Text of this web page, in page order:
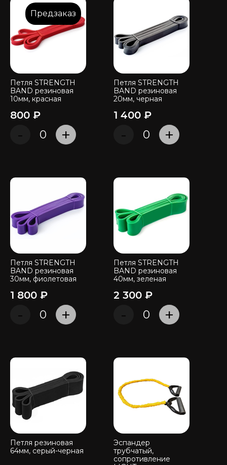
Предзаказ
Петля STRENGTH
BAND резиновая
10мм, красная
800 ₽
- +
Петля STRENGTH
BAND резиновая
20мм, черная
1 400 ₽
- +
Петля STRENGTH
BAND резиновая
30мм, фиолетовая
1 800 ₽
- +
Петля STRENGTH
BAND резиновая
40мм, зеленая
2 300 ₽
- +
Петля резиновая
64мм, серый-черная
Эспандер
трубчатый,
сопротивление